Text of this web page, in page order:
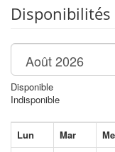
Disponibilités
Disponible
Indisponible
Lun Mar